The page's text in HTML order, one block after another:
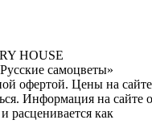
HOUSE
самоцветы»
офертой. Цены на сайте
Информация на сайте о
расценивается как